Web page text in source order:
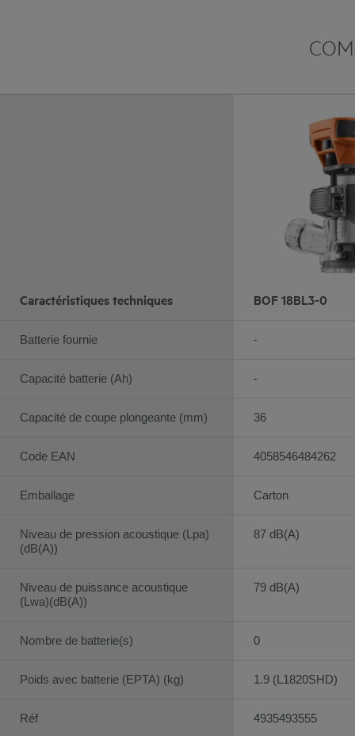
Caractéristiques techniques
Batterie fournie
Capacité batterie (Ah)
Capacité de coupe plongeante (mm)
Code EAN
Emballage
Niveau de pression acoustique (Lpa)
(dB(A))
Niveau de puissance acoustique
(Lwa)(dB(A))
Nombre de batterie(s)
Poids avec batterie (EPTA) (kg)
Réf
BOF 18BL3-0
-
-
36
4058546484262
Carton
87 dB(A)
79 dB(A)
0
1.9 (L1820SHD)
4935493555